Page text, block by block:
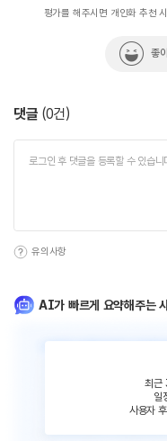
평가를 해주시면 개인화 추천
좋
댓글 (0건)
유의사항
AI가 빠르게 요약해주는
최근
일
사용자